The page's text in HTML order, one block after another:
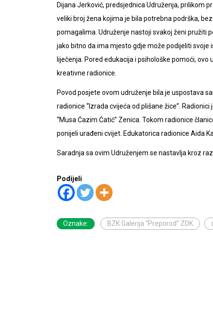
Dijana Jerković, predsjednica Udruženja, prilikom
veliki broj žena kojima je bila potrebna podrška,
pomagalima. Udruženje nastoji svakoj ženi pružiti
jako bitno da ima mjesto gdje može podijeliti
liječenja. Pored edukacija i psihološke pomoći,
kreativne radionice.
Povod posjete ovom udruženje bila je uspostava
radionice “Izrada cvijeća od plišane žice”.
“Musa Ćazim Ćatić” Zenica. Tokom radionice
ponijeli urađeni cvijet. Edukatorica radionice Aida
Saradnja sa ovim Udruženjem se nastavlja kroz
Podijeli
Oznake: BZK Galerija “Preporod” ZDK